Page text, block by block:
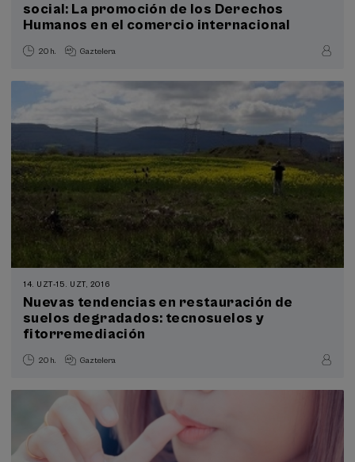
social: La promoción de los Derechos
Humanos en el comercio internacional
20 h. Gaztelera
14. UZT-15. UZT, 2016
Nuevas tendencias en restauración de
suelos degradados: tecnosuelos y
fitorremediación
20 h. Gaztelera